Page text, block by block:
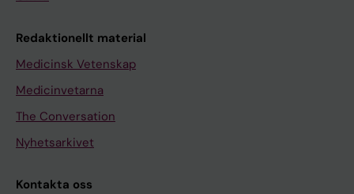
Redaktionellt material
Medicinsk Vetenskap
Medicinvetarna
The Conversation
Nyhetsarkivet
Kontakta oss